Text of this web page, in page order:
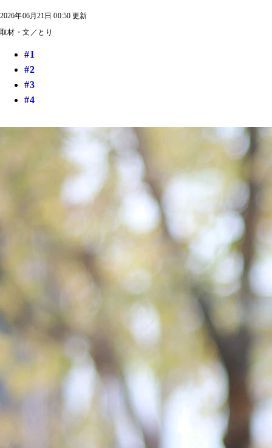
2026年06月21日 00:50 更新
取材・文／とり
#1
#2
#3
#4